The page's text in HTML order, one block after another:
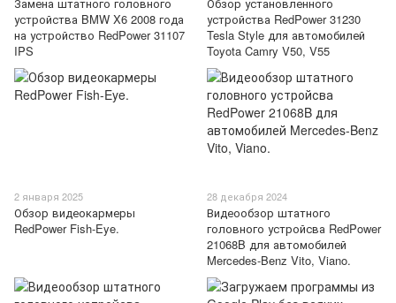
Замена штатного головного
устройства BMW X6 2008 года
на устройство RedPower 31107
IPS
Обзор установленного
устройства RedPower 31230
Tesla Style для автомобилей
Toyota Camry V50, V55
2 января 2025
Обзор видеокармеры
RedPower Fish-Eye.
28 декабря 2024
Видеообзор штатного
головного устройсва RedPower
21068B для автомобилей
Mercedes-Benz Vito, Viano.